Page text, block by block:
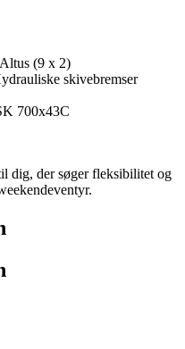
(9 x 2)
skivebremser
700x43C
dig, der søger fleksibilitet og